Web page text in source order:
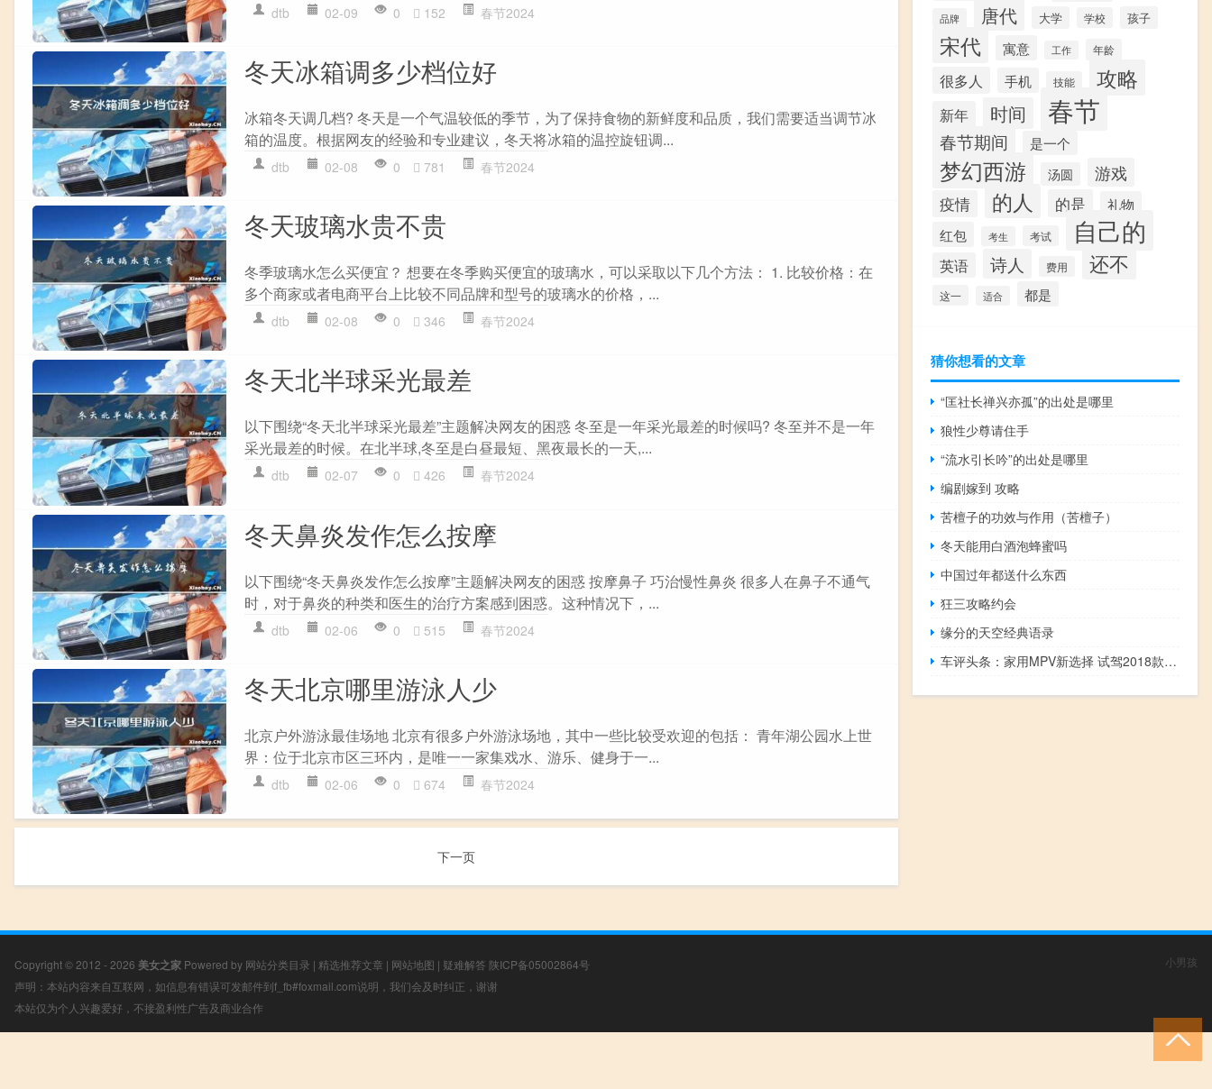
dtb 02-09 0 152 春节2024
冬天冰箱调多少档位好
冰箱冬天调几档? 冬天是一个气温较低的季节，为了保持食物的新鲜度和品质，我们需要适当调节冰
箱的温度。根据网友的经验和专业建议，冬天将冰箱的温控旋钮调...
dtb 02-08 0 781 春节2024
冬天玻璃水贵不贵
冬季玻璃水怎么买便宜？ 想要在冬季购买便宜的玻璃水，可以采取以下几个方法： 1. 比较价格：在
多个商家或者电商平台上比较不同品牌和型号的玻璃水的价格，...
dtb 02-08 0 346 春节2024
冬天北半球采光最差
以下围绕“冬天北半球采光最差”主题解决网友的困惑 冬至是一年采光最差的时候吗? 冬至并不是一年
采光最差的时候。在北半球,冬至是白昼最短、黑夜最长的一天,...
dtb 02-07 0 426 春节2024
冬天鼻炎发作怎么按摩
以下围绕“冬天鼻炎发作怎么按摩”主题解决网友的困惑 按摩鼻子 巧治慢性鼻炎 很多人在鼻子不通气
时，对于鼻炎的种类和医生的治疗方案感到困惑。这种情况下，...
dtb 02-06 0 515 春节2024
冬天北京哪里游泳人少
北京户外游泳最佳场地 北京有很多户外游泳场地，其中一些比较受欢迎的包括： 青年湖公园水上世
界：位于北京市区三环内，是唯一一家集戏水、游乐、健身于一...
dtb 02-06 0 674 春节2024
下一页
品牌 唐代 大学 学校 孩子
宋代 寓意 工作 年龄
很多人 手机 技能 攻略
新年 时间 春节
春节期间 是一个
梦幻西游 汤圆 游戏
疫情 的人 的是
礼物
红包
考生 考试 自己的
英语 诗人 费用 还不
这一 适合 都是
猜你想看的文章
“匡社长禅兴亦孤”的出处是哪里
狼性少尊请住手
“流水引长吟”的出处是哪里
编剧嫁到 攻略
苦檀子的功效与作用（苦檀子）
冬天能用白酒泡蜂蜜吗
中国过年都送什么东西
狂三攻略约会
缘分的天空经典语录
车评头条：家用MPV新选择 试驾2018款比亚迪宋MAX
Copyright © 2012 - 2026 美女之家 Powered by 网站分类目录 | 精选推荐文章 | 网站地图 | 疑难解答 陕ICP备05002864号
声明：本站内容来自互联网，如信息有错误可发邮件到f_fb#foxmail.com说明，我们会及时纠正，谢谢
本站仅为个人兴趣爱好，不接盈利性广告及商业合作
小男孩